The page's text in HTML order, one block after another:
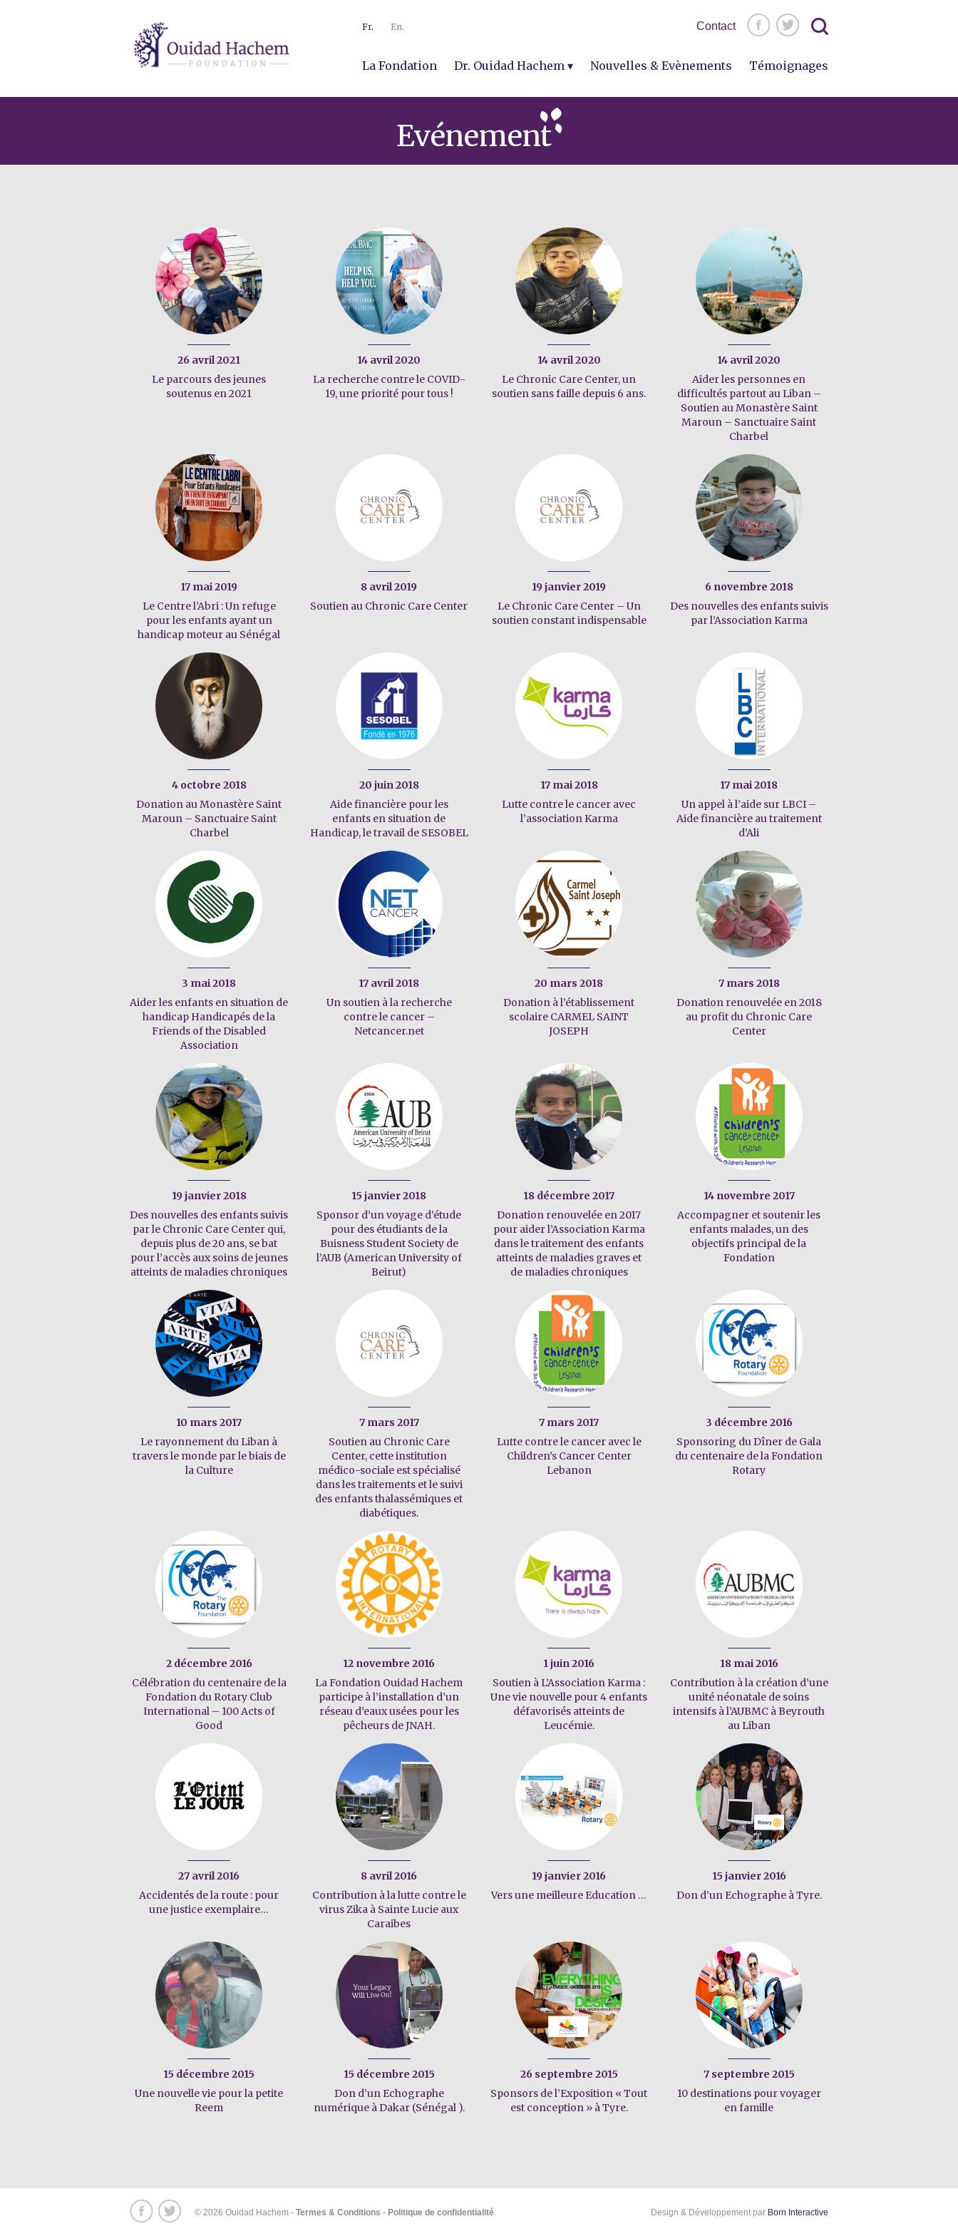
Ouidad
Hachem
Fr. En. Contact
Rechercher :
La Fondation Dr. Ouidad Hachem Nouvelles & Evènements Témoignages
Evénement
26 avril 2021
Le parcours des jeunes
soutenus en 2021
14 avril 2020
La recherche contre le COVID-
19, une priorité pour tous !
14 avril 2020
Le Chronic Care Center, un
soutien sans faille depuis 6 ans.
14 avril 2020
Aider les personnes en
difficultés partout au Liban –
Soutien au Monastère Saint
Maroun – Sanctuaire Saint
Charbel
17 mai 2019
Le Centre l’Abri : Un refuge
pour les enfants ayant un
handicap moteur au Sénégal
8 avril 2019
Soutien au Chronic Care Center
19 janvier 2019
Le Chronic Care Center – Un
soutien constant indispensable
6 novembre 2018
Des nouvelles des enfants suivis
par l’Association Karma
4 octobre 2018
Donation au Monastère Saint
Maroun – Sanctuaire Saint
Charbel
20 juin 2018
Aide financière pour les
enfants en situation de
Handicap, le travail de SESOBEL
17 mai 2018
Lutte contre le cancer avec
l’association Karma
17 mai 2018
Un appel à l’aide sur LBCI –
Aide financière au traitement
d’Ali
3 mai 2018
Aider les enfants en situation de
handicap Handicapés de la
Friends of the Disabled
Association
17 avril 2018
Un soutien à la recherche
contre le cancer –
Netcancer.net
20 mars 2018
Donation à l’établissement
scolaire CARMEL SAINT
JOSEPH
7 mars 2018
Donation renouvelée en 2018
au profit du Chronic Care
Center
19 janvier 2018
Des nouvelles des enfants suivis
par le Chronic Care Center qui,
depuis plus de 20 ans, se bat
pour l’accès aux soins de jeunes
atteints de maladies chroniques
15 janvier 2018
Sponsor d’un voyage d’étude
pour des étudiants de la
Buisness Student Society de
l’AUB (American University of
Beirut)
18 décembre 2017
Donation renouvelée en 2017
pour aider l’Association Karma
dans le traitement des enfants
atteints de maladies graves et
de maladies chroniques
14 novembre 2017
Accompagner et soutenir les
enfants malades, un des
objectifs principal de la
Fondation
10 mars 2017
Le rayonnement du Liban à
travers le monde par le biais de
la Culture
7 mars 2017
Soutien au Chronic Care
Center, cette institution
médico-sociale est spécialisé
dans les traitements et le suivi
des enfants thalassémiques et
diabétiques.
7 mars 2017
Lutte contre le cancer avec le
Children’s Cancer Center
Lebanon
3 décembre 2016
Sponsoring du Dîner de Gala
du centenaire de la Fondation
Rotary
2 décembre 2016
Célébration du centenaire de la
Fondation du Rotary Club
International – 100 Acts of
Good
12 novembre 2016
La Fondation Ouidad Hachem
participe à l’installation d’un
réseau d’eaux usées pour les
pêcheurs de JNAH.
1 juin 2016
Soutien à L’Association Karma :
Une vie nouvelle pour 4 enfants
défavorisés atteints de
Leucémie.
18 mai 2016
Contribution à la création d’une
unité néonatale de soins
intensifs à l’AUBMC à Beyrouth
au Liban
27 avril 2016
Accidentés de la route : pour
une justice exemplaire…
8 avril 2016
Contribution à la lutte contre le
virus Zika à Sainte Lucie aux
Caraibes
19 janvier 2016
Vers une meilleure Education …
15 janvier 2016
Don d’un Echographe à Tyre.
15 décembre 2015
Une nouvelle vie pour la petite
Reem
15 décembre 2015
Don d’un Echographe
numérique à Dakar (Sénégal ).
26 septembre 2015
Sponsors de l’Exposition « Tout
est conception » à Tyre.
7 septembre 2015
10 destinations pour voyager
en famille
© 2026 Ouidad Hachem - Termes & Conditions - Politique de confidentialité Design & Développement par Born Interactive